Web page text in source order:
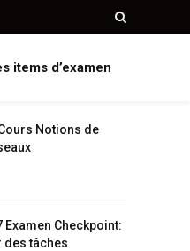
items d’examen
Notions de
Examen Checkpoint:
tâches